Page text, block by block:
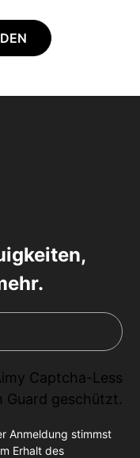
Captcha-Less
Guard geschützt.
Anmeldung stimmst
Erhalt des